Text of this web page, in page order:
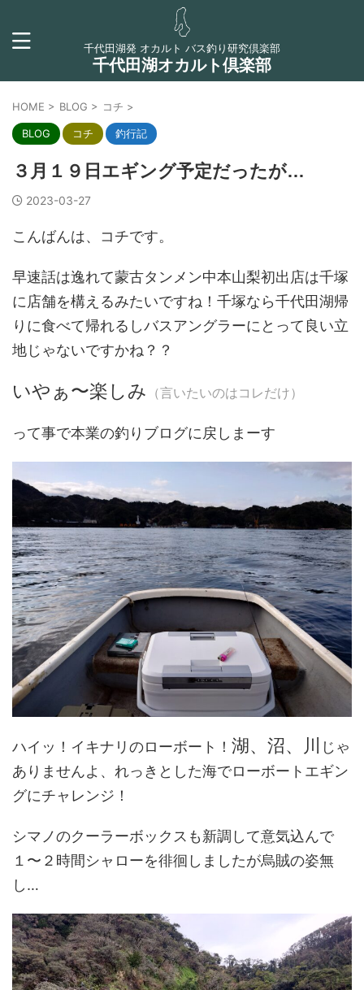
千代田湖発 オカルト バス釣り研究倶楽部
千代田湖オカルト倶楽部
HOME > BLOG > コチ >
BLOG コチ 釣行記
３月１９日エギング予定だったが…
2023-03-27
こんばんは、コチです。
早速話は逸れて蒙古タンメン中本山梨初出店は千塚
に店舗を構えるみたいですね！千塚なら千代田湖帰
りに食べて帰れるしバスアングラーにとって良い立
地じゃないですかね？？
いやぁ〜楽しみ （言いたいのはコレだけ）
って事で本業の釣りブログに戻しまーす
ハイッ！イキナリのローボート！ 湖、沼、川
じゃ
ありませんよ、れっきとした海でローボートエギン
グにチャレンジ！
シマノのクーラーボックスも新調して意気込んで
１〜２時間シャローを徘徊しましたが烏賊の姿無
し…